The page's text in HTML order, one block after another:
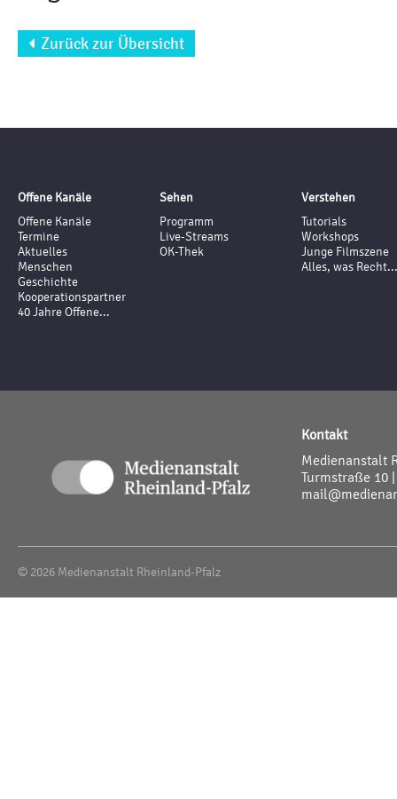
Zurück zur Übersicht
Offene Kanäle
Offene Kanäle
Termine
Aktuelles
Menschen
Geschichte
Kooperationspartner
40 Jahre Offene...
Sehen
Programm
Live-Streams
OK-Thek
Verstehen
Tutorials
Workshops
Junge Filmszene
Alles, was Recht...
Kontakt
Medienanstalt
Turmstraße 10
© 2026 Medienanstalt Rheinland-Pfalz